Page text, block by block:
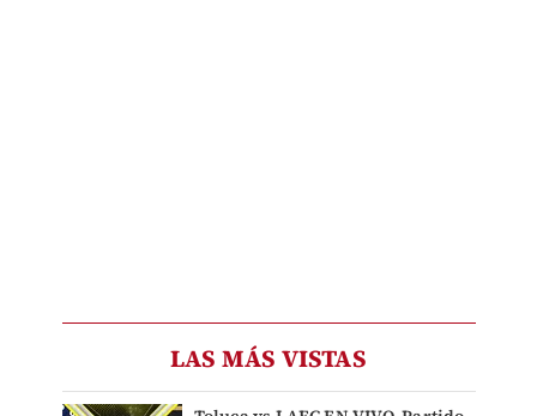
LAS MÁS VISTAS